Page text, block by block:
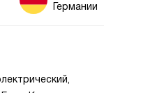
Германии